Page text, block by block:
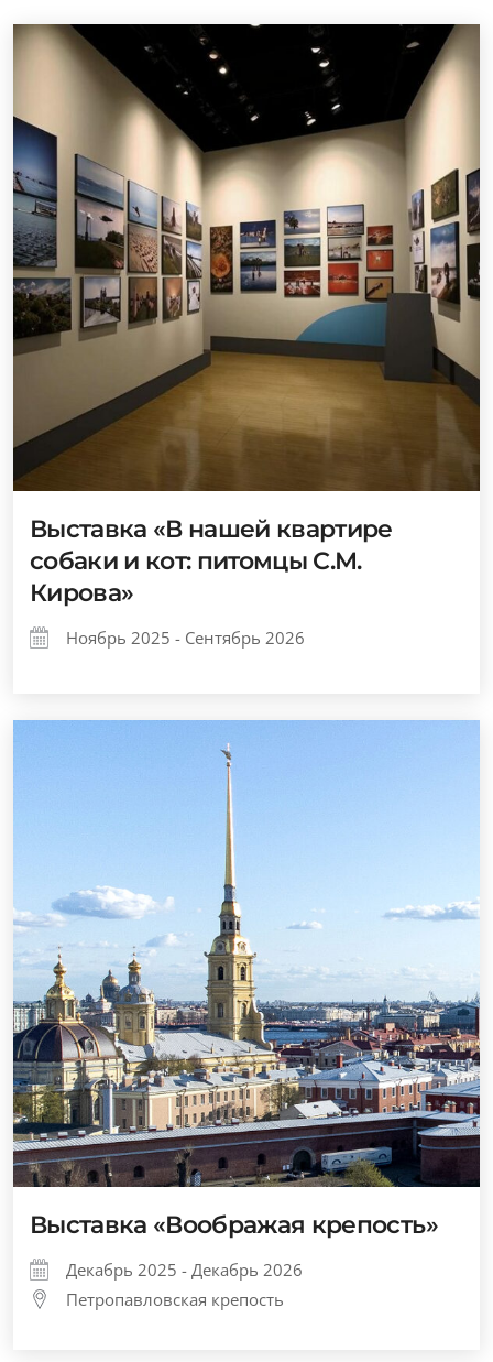
Выставка «В нашей квартире
собаки и кот: питомцы С.М.
Кирова»
Ноябрь 2025 - Сентябрь 2026
Выставка «Воображая крепость»
Декабрь 2025 - Декабрь 2026
Петропавловская крепость